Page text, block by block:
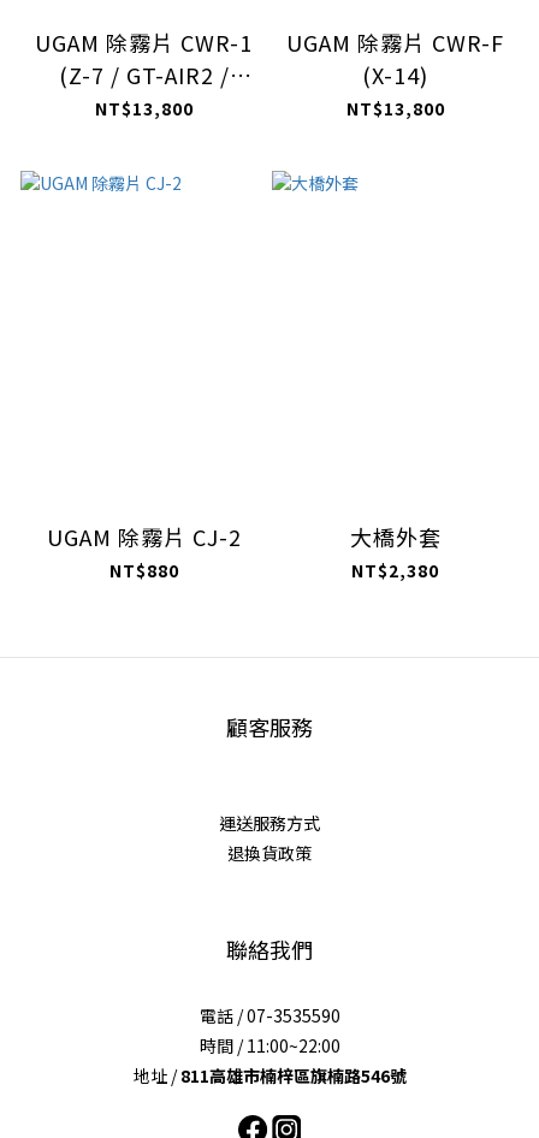
UGAM 除霧片 CWR-1
(Z-7 / GT-AIR2 /
NEOTEC2)
NT$13,800
UGAM 除霧片 CWR-F
(X-14)
NT$13,800
UGAM 除霧片 CJ-2
NT$880
大橋外套
NT$2,380
顧客服務
運送服務方式
退換貨政策
聯絡我們
電話 / 07-3535590
時間 / 11:00~22:00
地址 /811高雄市楠梓區旗楠路546號